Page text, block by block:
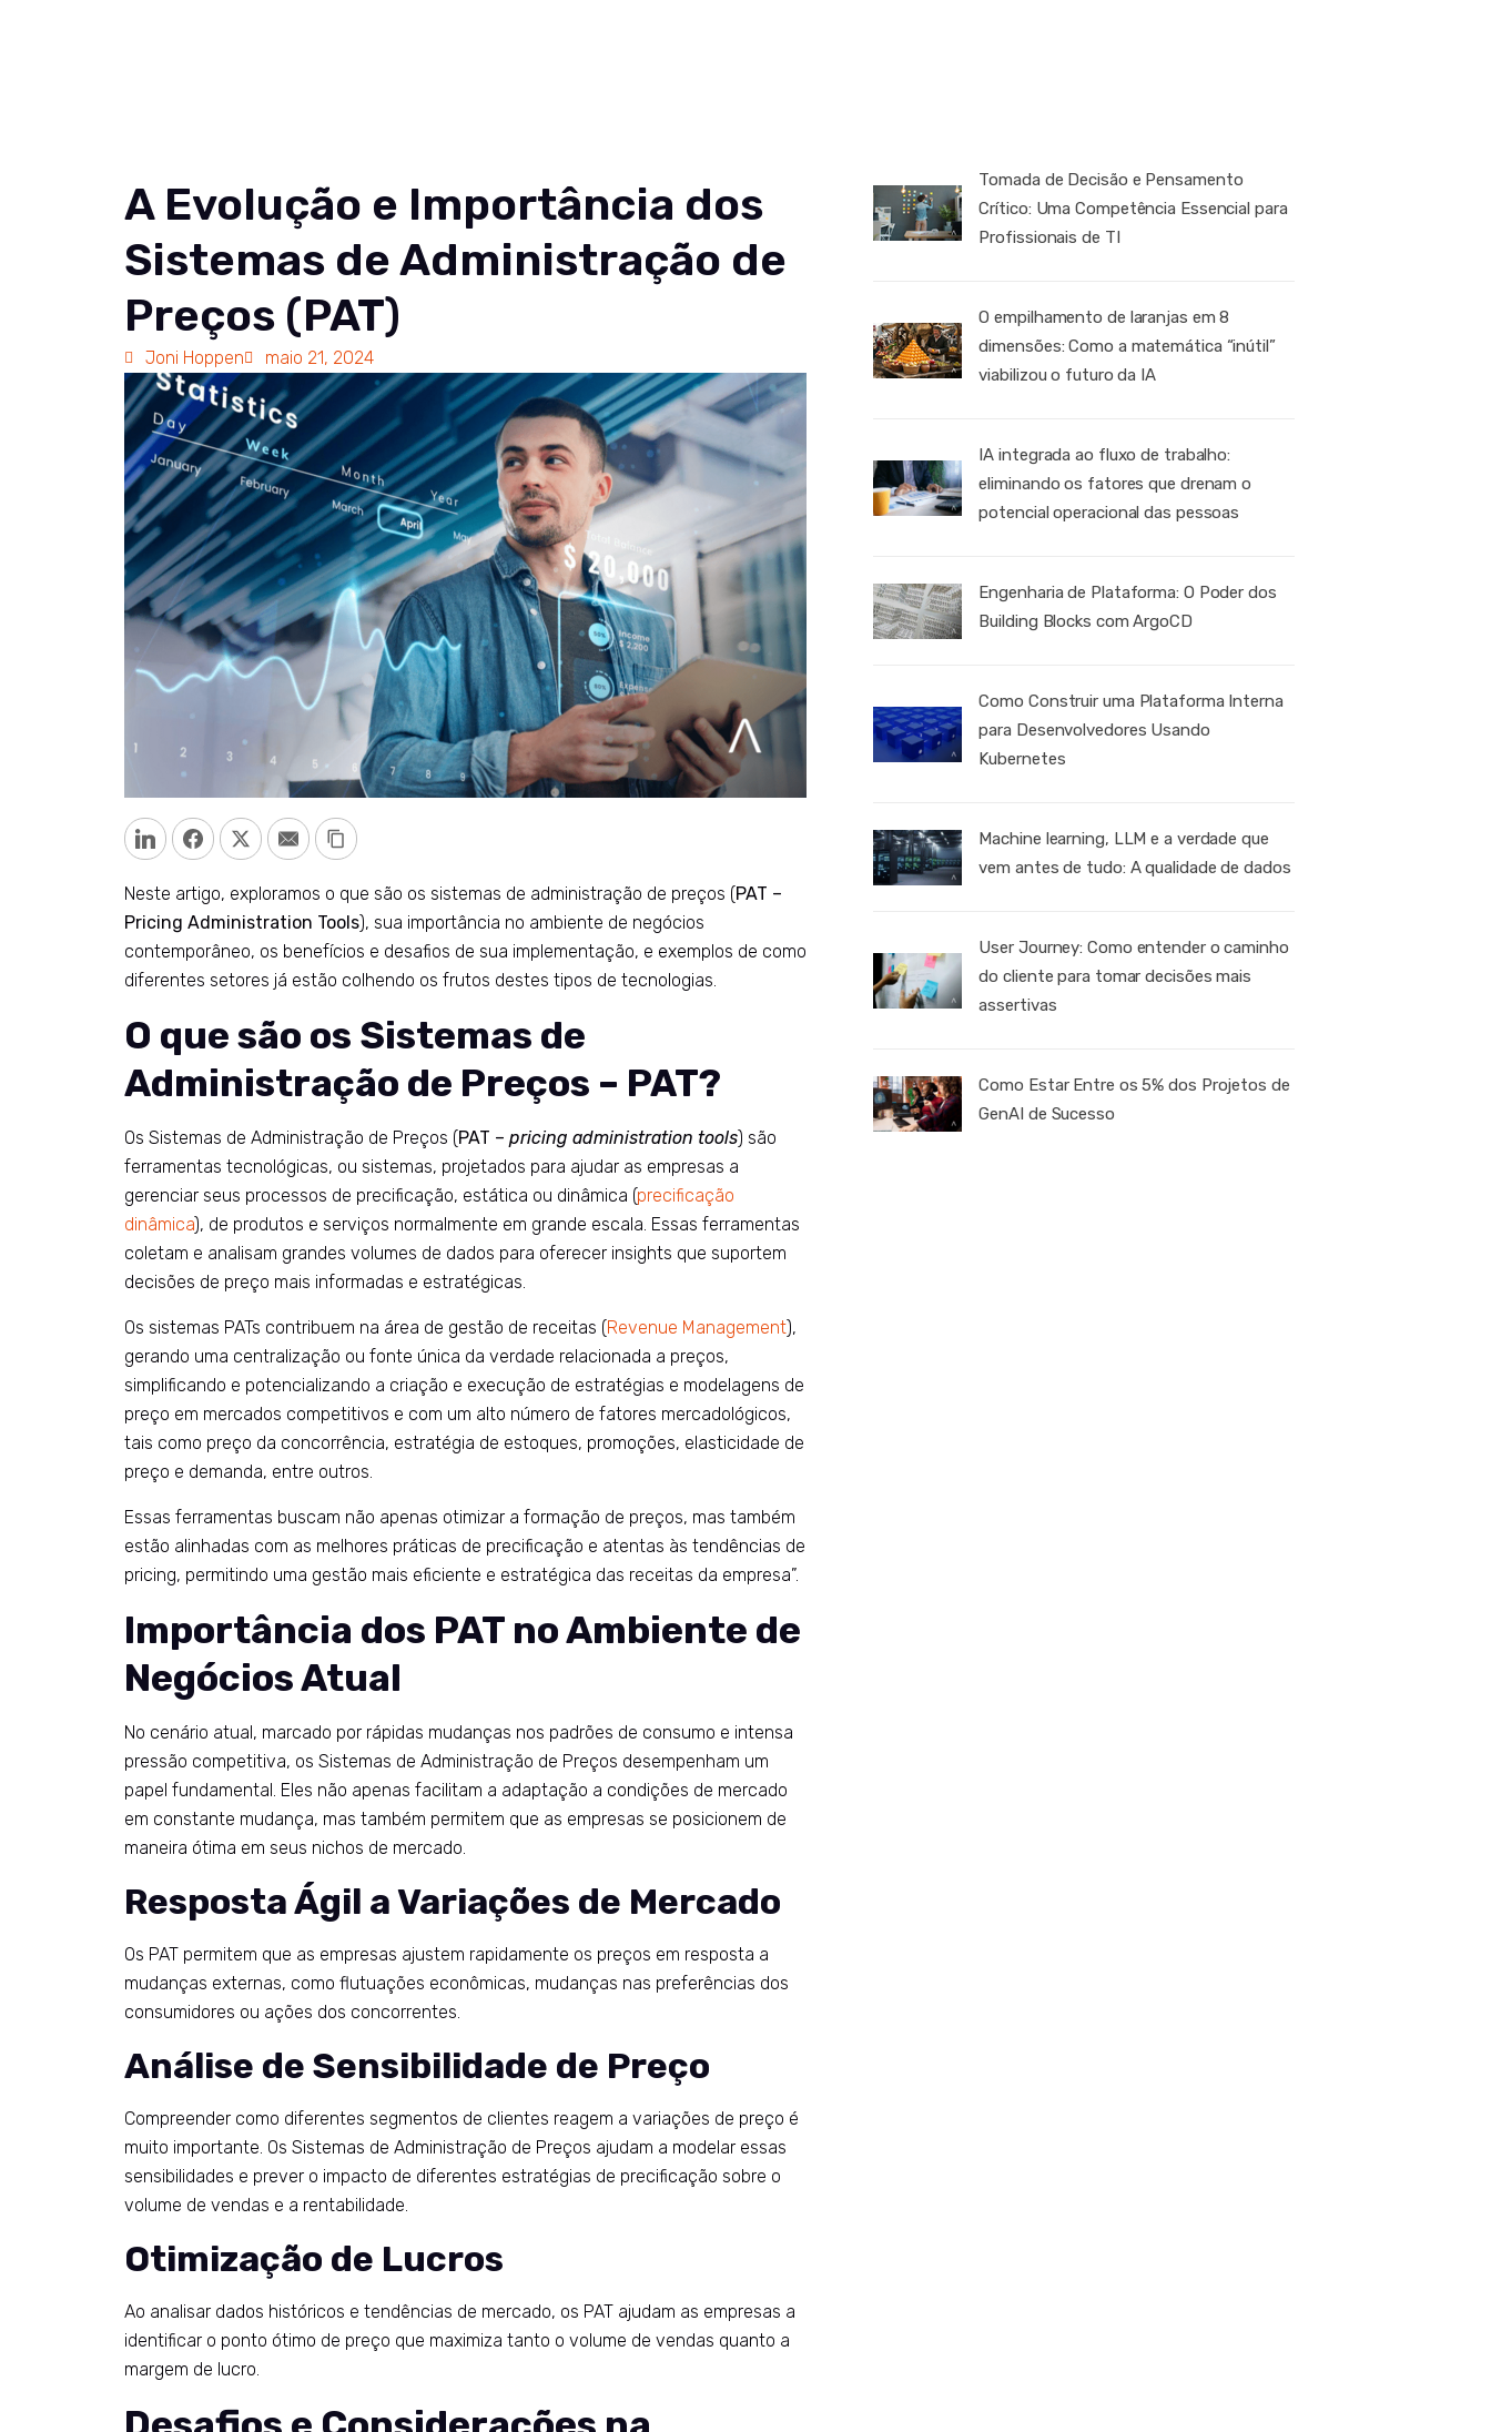
A Evolução e Importância dos
Sistemas de Administração de
Preços (PAT)
Joni Hoppen maio 21, 2024
LinkedInFacebookTwitterEmail Copy Link
Neste artigo, exploramos o que são os sistemas de administração de preços (PAT –
Pricing Administration Tools), sua importância no ambiente de negócios
contemporâneo, os benefícios e desafios de sua implementação, e exemplos de como
diferentes setores já estão colhendo os frutos destes tipos de tecnologias.
O que são os Sistemas de
Administração de Preços – PAT?
Os Sistemas de Administração de Preços (PAT – pricing administration tools) são
ferramentas tecnológicas, ou sistemas, projetados para ajudar as empresas a
gerenciar seus processos de precificação, estática ou dinâmica (precificação
dinâmica), de produtos e serviços normalmente em grande escala. Essas ferramentas
coletam e analisam grandes volumes de dados para oferecer insights que suportem
decisões de preço mais informadas e estratégicas.
Os sistemas PATs contribuem na área de gestão de receitas (Revenue Management),
gerando uma centralização ou fonte única da verdade relacionada a preços,
simplificando e potencializando a criação e execução de estratégias e modelagens de
preço em mercados competitivos e com um alto número de fatores mercadológicos,
tais como preço da concorrência, estratégia de estoques, promoções, elasticidade de
preço e demanda, entre outros.
Essas ferramentas buscam não apenas otimizar a formação de preços, mas também
estão alinhadas com as melhores práticas de precificação e atentas às tendências de
pricing, permitindo uma gestão mais eficiente e estratégica das receitas da empresa”.
Importância dos PAT no Ambiente de
Negócios Atual
No cenário atual, marcado por rápidas mudanças nos padrões de consumo e intensa
pressão competitiva, os Sistemas de Administração de Preços desempenham um
papel fundamental. Eles não apenas facilitam a adaptação a condições de mercado
em constante mudança, mas também permitem que as empresas se posicionem de
maneira ótima em seus nichos de mercado.
Resposta Ágil a Variações de Mercado
Os PAT permitem que as empresas ajustem rapidamente os preços em resposta a
mudanças externas, como flutuações econômicas, mudanças nas preferências dos
consumidores ou ações dos concorrentes.
Análise de Sensibilidade de Preço
Compreender como diferentes segmentos de clientes reagem a variações de preço é
muito importante. Os Sistemas de Administração de Preços ajudam a modelar essas
sensibilidades e prever o impacto de diferentes estratégias de precificação sobre o
volume de vendas e a rentabilidade.
Otimização de Lucros
Ao analisar dados históricos e tendências de mercado, os PAT ajudam as empresas a
identificar o ponto ótimo de preço que maximiza tanto o volume de vendas quanto a
margem de lucro.
Tomada de Decisão e Pensamento
Crítico: Uma Competência Essencial para
Profissionais de TI
O empilhamento de laranjas em 8
dimensões: Como a matemática “inútil”
viabilizou o futuro da IA
IA integrada ao fluxo de trabalho:
eliminando os fatores que drenam o
potencial operacional das pessoas
Engenharia de Plataforma: O Poder dos
Building Blocks com ArgoCD
Como Construir uma Plataforma Interna
para Desenvolvedores Usando
Kubernetes
Machine learning, LLM e a verdade que
vem antes de tudo: A qualidade de dados
User Journey: Como entender o caminho
do cliente para tomar decisões mais
assertivas
Como Estar Entre os 5% dos Projetos de
GenAI de Sucesso